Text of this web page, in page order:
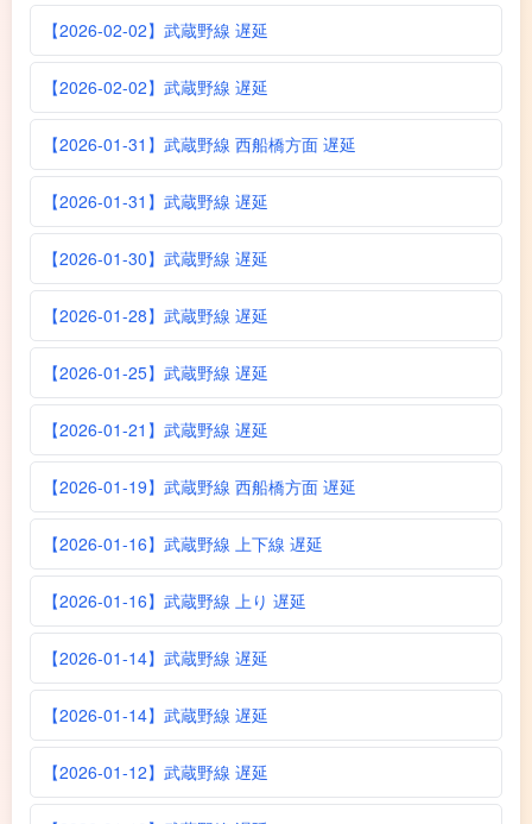
【2026-02-02】武蔵野線 遅延
【2026-02-02】武蔵野線 遅延
【2026-01-31】武蔵野線 西船橋方面 遅延
【2026-01-31】武蔵野線 遅延
【2026-01-30】武蔵野線 遅延
【2026-01-28】武蔵野線 遅延
【2026-01-25】武蔵野線 遅延
【2026-01-21】武蔵野線 遅延
【2026-01-19】武蔵野線 西船橋方面 遅延
【2026-01-16】武蔵野線 上下線 遅延
【2026-01-16】武蔵野線 上り 遅延
【2026-01-14】武蔵野線 遅延
【2026-01-14】武蔵野線 遅延
【2026-01-12】武蔵野線 遅延